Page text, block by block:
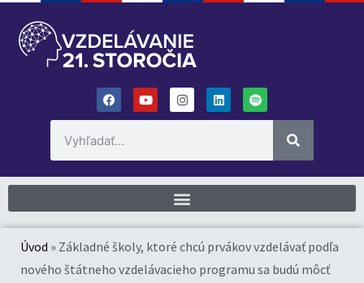
Úvod » Základné školy, ktoré chcú prvákov vzdelávať podľa
nového štátneho vzdelávacieho programu sa budú môcť